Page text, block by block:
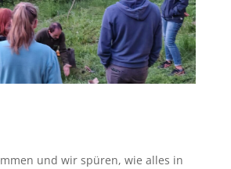
und wir spüren, wie alles in